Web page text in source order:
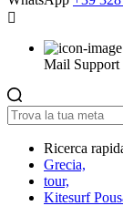
Mail Support
Ricerca
Grecia,
tour,
Kitesurf